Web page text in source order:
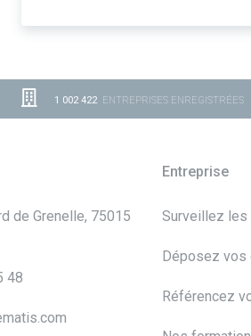
1 002 422ENTREPRISES ENREGISTRÉES
de Grenelle, 75015
48
Entreprise
Surveillez les
Déposez
Référencez